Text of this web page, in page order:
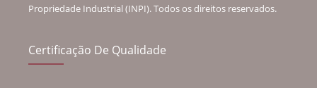
Propriedade Industrial (INPI). Todos os direitos reservados.
Certificação De Qualidade